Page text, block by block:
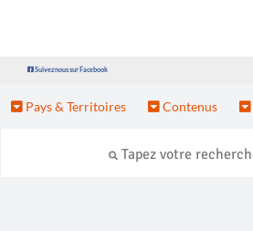
Suivez nous sur Facebook
Pays & Territoires Contenus